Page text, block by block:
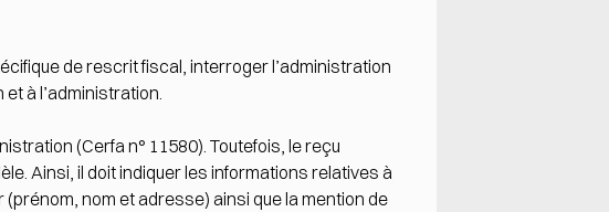
de rescrit fiscal, interroger l’administration
à l’administration.
(Cerfa n° 11580). Toutefois, le reçu
Ainsi, il doit indiquer les informations relatives à
nom et adresse) ainsi que la mention de